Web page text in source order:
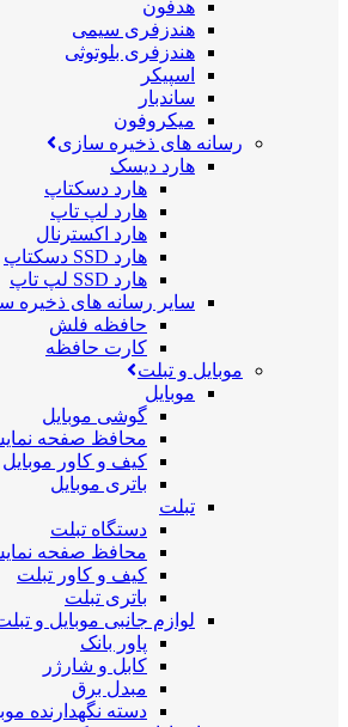
هدفون
هندزفری سیمی
هندزفری بلوتوثی
اسپیکر
ساندبار
میکروفون
رسانه های ذخیره سازی
هارد دیسک
هارد دسکتاپ
هارد لپ تاپ
هارد اکسترنال
هارد SSD دسکتاپ
هارد SSD لپ تاپ
سایر رسانه های ذخیره
حافظه فلش
کارت حافظه
موبایل و تبلت
موبایل
گوشی موبایل
محافظ صفحه
کیف و کاور موبایل
باتری موبایل
تبلت
دستگاه تبلت
محافظ صفحه
کیف و کاور تبلت
باتری تبلت
لوازم جانبی موبایل و
پاور بانک
کابل و شارژر
مبدل برق
دسته نگهدارنده